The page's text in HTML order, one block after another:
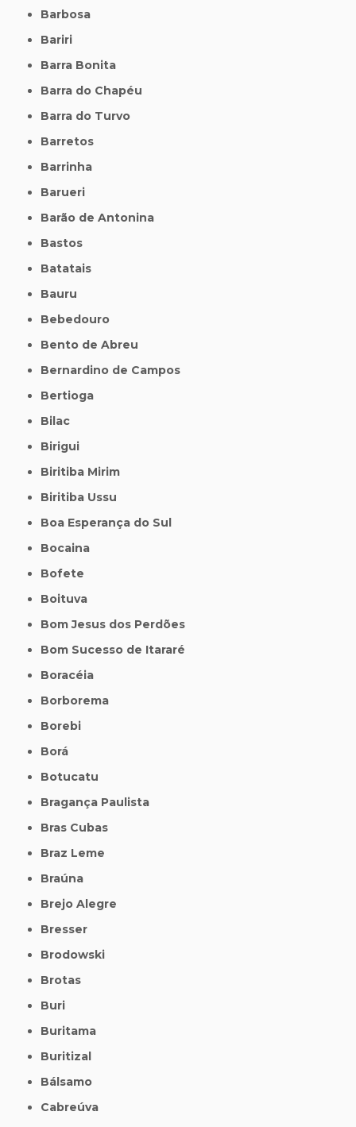
Barbosa
Bariri
Barra Bonita
Barra do Chapéu
Barra do Turvo
Barretos
Barrinha
Barueri
Barão de Antonina
Bastos
Batatais
Bauru
Bebedouro
Bento de Abreu
Bernardino de Campos
Bertioga
Bilac
Birigui
Biritiba Mirim
Biritiba Ussu
Boa Esperança do Sul
Bocaina
Bofete
Boituva
Bom Jesus dos Perdões
Bom Sucesso de Itararé
Boracéia
Borborema
Borebi
Borá
Botucatu
Bragança Paulista
Bras Cubas
Braz Leme
Braúna
Brejo Alegre
Bresser
Brodowski
Brotas
Buri
Buritama
Buritizal
Bálsamo
Cabreúva